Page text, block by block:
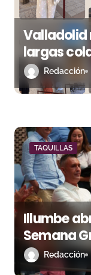
Valladolid
largas
camino
Redacción
TAQUILLAS
Illumbe
Semana
Redacción